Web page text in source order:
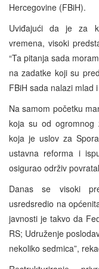
Hercegovine (FBiH).
Uviđajući da je za
vremena, visoki
“Ta pitanja sada
na zadatke koji su
FBiH sada nalazi mlad
Na samom početku
koja su od ogromnog
koja je uslov za
ustavna reforma i
osigurao održiv
Danas se visoki
usredsredio na
javnosti je takvo da
RS; Udruženje
nekoliko sedmica”,